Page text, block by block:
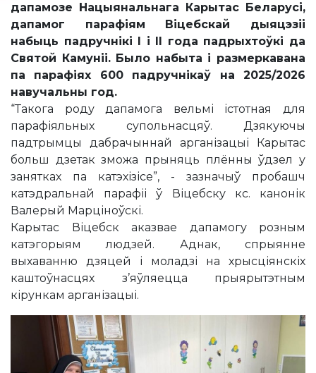
дапамозе Нацыянальнага Карытас Беларусі,
дапамог парафіям Віцебскай дыяцэзіі
набыць падручнікі І і ІІ года падрыхтоўкі да
Святой Камуніі. Было набыта і размеркавана
па парафіях 600 падручнікаў на 2025/2026
навучальны год.
“Такога роду дапамога вельмі істотная для
парафіяльных супольнасцяў. Дзякуючы
падтрымцы дабрачыннай арганізацыі Карытас
больш дзетак зможа прыняць плённы ўдзел у
занятках па катэхізісе”, - зазначыў пробашч
катэдральнай парафіі ў Віцебску кс. канонік
Валерый Марціноўскі.
Карытас Віцебск аказвае дапамогу розным
катэгорыям людзей. Аднак, спрыянне
выхаванню дзяцей і моладзі на хрысціянскіх
каштоўнасцях з’яўляецца прыярытэтным
кірункам арганізацыі.